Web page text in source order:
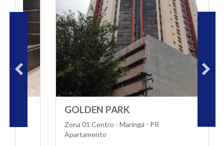
GOLDEN PARK
Zona 01 Centro - Maringá - PR
Apartamento